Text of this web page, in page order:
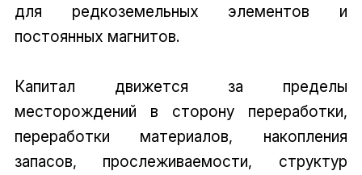
для редкоземельных элементов и
постоянных магнитов.
Капитал движется за пределы
месторождений в сторону переработки,
переработки материалов, накопления
запасов, прослеживаемости, структур